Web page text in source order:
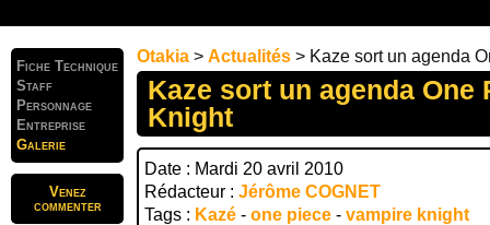
Fiche Technique
Staff
Personnage
Entreprise
Galerie
Venez
commenter
Otakia > Actualités > Kaze sort un agenda
Kaze sort un agenda One
Knight
Date : Mardi 20 avril 2010
Rédacteur : Jérôme COGNET
Tags : Kazé - one piece - vampire knight